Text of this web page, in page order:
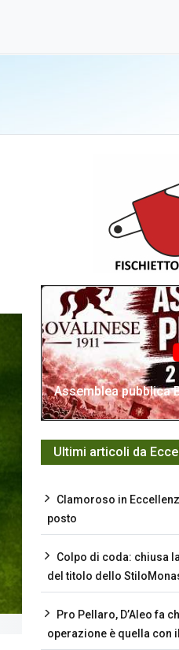
Assemblea pubblica
Ultimi articoli da
Clamoroso in
posto
Colpo di coda: chiusa
del titolo dello
Pro Pellaro, D’Aleo fa
operazione è quella con